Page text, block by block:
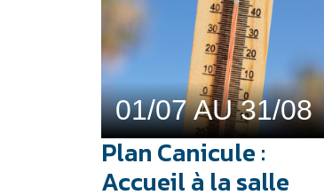
01/07 AU 31/08
Plan Canicule :
Accueil à la salle